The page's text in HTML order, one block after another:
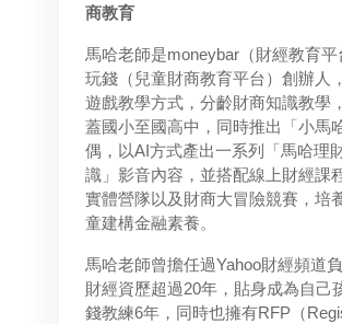
商教育
馬哈老師是moneybar（財經教育平
玩錢（兒童財商教育平台）創辦人
遊戲教學方式，分齡財商知識教學
蓋國小至國高中，同時推出「小馬
偶，以AI方式產出一系列「馬哈理
識」影音內容，並搭配線上財經課
實體營隊以及財商大冒險競賽，培
童建構金融素養。
馬哈老師曾擔任過Yahoo財經頻道負
財經資歷超過20年，貼身成為自己
錢教練6年，同時也擁有RFP（